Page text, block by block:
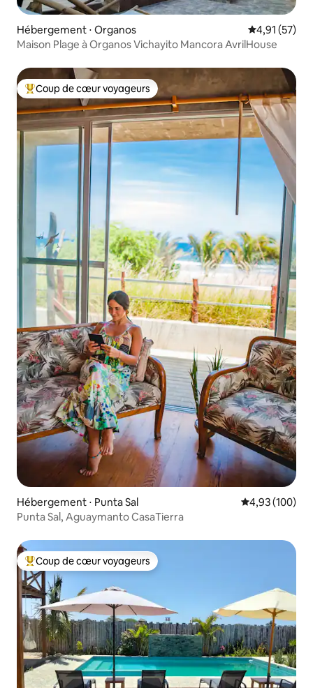
Hébergement ⋅ Organos Évaluation
4,91 (57)
Maison Plage à Organos Vichayito Mancora AvrilHouse
Coups de cœur voyageurs les plus appréciés
Coup de cœur voyageurs
Hébergement ⋅ Punta Sal Évaluation
4,93 (100)
Punta Sal, Aguaymanto CasaTierra
Coups de cœur voyageurs les plus appréciés
Coup de cœur voyageurs